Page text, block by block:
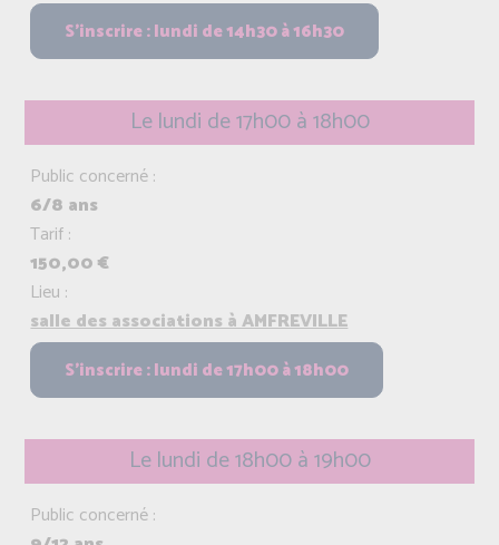
Le lundi de 17h00 à 18h00
Public concerné :
6/8 ans
Tarif :
150,00 €
Lieu :
salle des associations à AMFREVILLE
Le lundi de 18h00 à 19h00
Public concerné :